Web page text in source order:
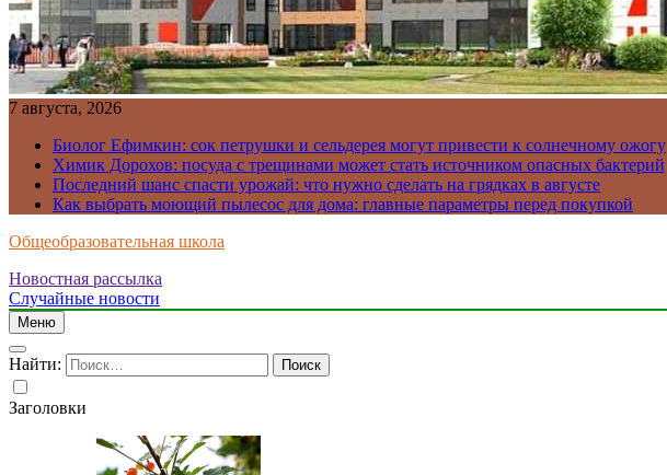
7 августа, 2026
Биолог Ефимкин: сок петрушки и сельдерея могут привести к солнечному ожогу
Химик Дорохов: посуда с трещинами может стать источником опасных бактерий
Последний шанс спасти урожай: что нужно сделать на грядках в августе
Как выбрать моющий пылесос для дома: главные параметры перед покупкой
Общеобразовательная школа
Новостная рассылка
Случайные новости
Меню
Найти:
Заголовки